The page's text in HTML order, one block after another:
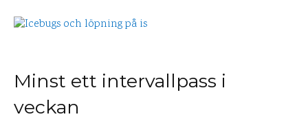
Minst ett intervallpass i
veckan